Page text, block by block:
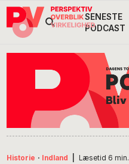
Gå
direkte
Skip
indhold
Gå
direkte
Header
SENESTE
PODCAST
Historie · Indland Læsetid 6 min.